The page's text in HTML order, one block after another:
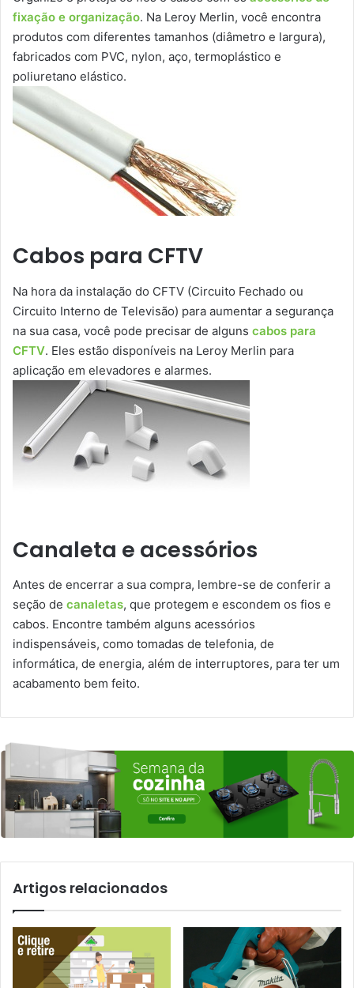
fixação e organização. Na Leroy Merlin, você encontra
produtos com diferentes tamanhos (diâmetro e largura),
fabricados com PVC, nylon, aço, termoplástico e
poliuretano elástico.
Cabos para CFTV
Na hora da instalação do CFTV (Circuito Fechado ou
Circuito Interno de Televisão) para aumentar a segurança
na sua casa, você pode precisar de alguns cabos para
CFTV. Eles estão disponíveis na Leroy Merlin para
aplicação em elevadores e alarmes.
Canaleta e acessórios
Antes de encerrar a sua compra, lembre-se de conferir a
seção de canaletas, que protegem e escondem os fios e
cabos. Encontre também alguns acessórios
indispensáveis, como tomadas de telefonia, de
informática, de energia, além de interruptores, para ter um
acabamento bem feito.
Artigos relacionados